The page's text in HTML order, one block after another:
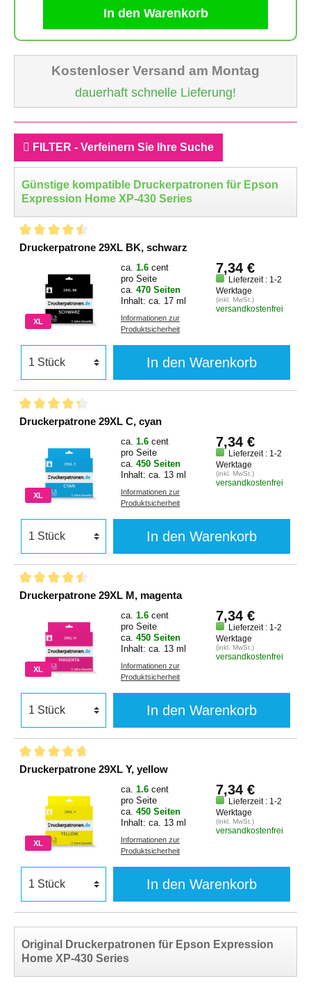
In den Warenkorb
Kostenloser Versand am Montag
dauerhaft schnelle Lieferung!
FILTER - Verfeinern Sie Ihre Suche
Günstige kompatible Druckerpatronen für Epson
Expression Home XP-430 Series
Druckerpatrone 29XL BK, schwarz
XL
ca. 1.6 cent
pro Seite
ca. 470 Seiten
Inhalt: ca. 17 ml
Informationen zur
Produktsicherheit
7,34 €
Lieferzeit : 1-2
Werktage
(inkl. MwSt.)
versandkostenfrei
In den Warenkorb
Druckerpatrone 29XL C, cyan
XL
ca. 1.6 cent
pro Seite
ca. 450 Seiten
Inhalt: ca. 13 ml
Informationen zur
Produktsicherheit
7,34 €
Lieferzeit : 1-2
Werktage
(inkl. MwSt.)
versandkostenfrei
In den Warenkorb
Druckerpatrone 29XL M, magenta
XL
ca. 1.6 cent
pro Seite
ca. 450 Seiten
Inhalt: ca. 13 ml
Informationen zur
Produktsicherheit
7,34 €
Lieferzeit : 1-2
Werktage
(inkl. MwSt.)
versandkostenfrei
In den Warenkorb
Druckerpatrone 29XL Y, yellow
XL
ca. 1.6 cent
pro Seite
ca. 450 Seiten
Inhalt: ca. 13 ml
Informationen zur
Produktsicherheit
7,34 €
Lieferzeit : 1-2
Werktage
(inkl. MwSt.)
versandkostenfrei
In den Warenkorb
Original Druckerpatronen für Epson Expression
Home XP-430 Series